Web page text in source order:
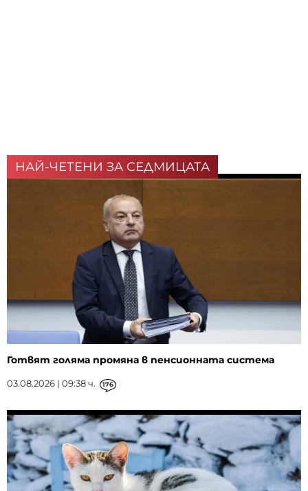
НАЙ-ЧЕТЕНИ ЗА СЕДМИЦАТА
Готвят голяма промяна в пенсионната система
03.08.2026 | 09:38 ч. 176